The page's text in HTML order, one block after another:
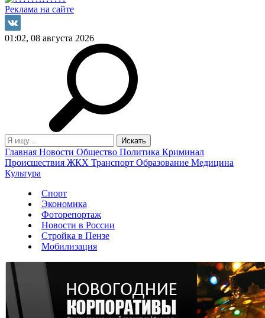
Реклама на сайте
01:02, 08 августа 2026
Главная Новости Общество Политика Криминал
Происшествия ЖКХ Транспорт Образование Медицина
Культура
Спорт
Экономика
Фоторепортаж
Новости в России
Стройка в Пензе
Мобилизация